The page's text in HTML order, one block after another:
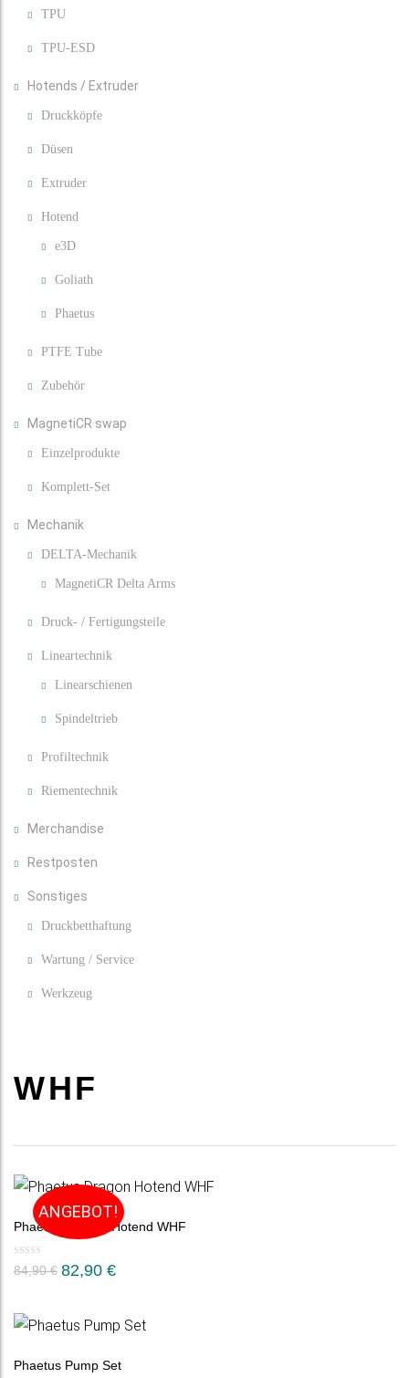
TPU
TPU-ESD
Hotends / Extruder
Druckköpfe
Düsen
Extruder
Hotend
e3D
Goliath
Phaetus
PTFE Tube
Zubehör
MagnetiCR swap
Einzelprodukte
Komplett-Set
Mechanik
DELTA-Mechanik
MagnetiCR Delta Arms
Druck- / Fertigungsteile
Lineartechnik
Linearschienen
Spindeltrieb
Profiltechnik
Riementechnik
Merchandise
Restposten
Sonstiges
Druckbetthaftung
Wartung / Service
Werkzeug
WHF
ANGEBOT!
Phaetus Dragon Hotend WHF
84,90€ 82,90 €
Phaetus Pump Set